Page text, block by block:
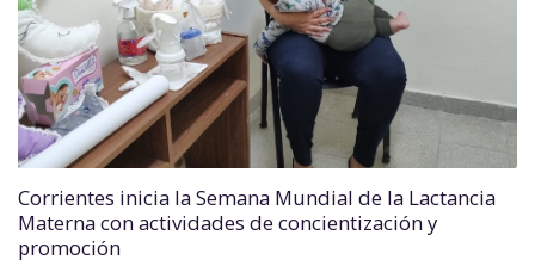
Corrientes inicia la Semana Mundial de la Lactancia
Materna con actividades de concientización y
promoción